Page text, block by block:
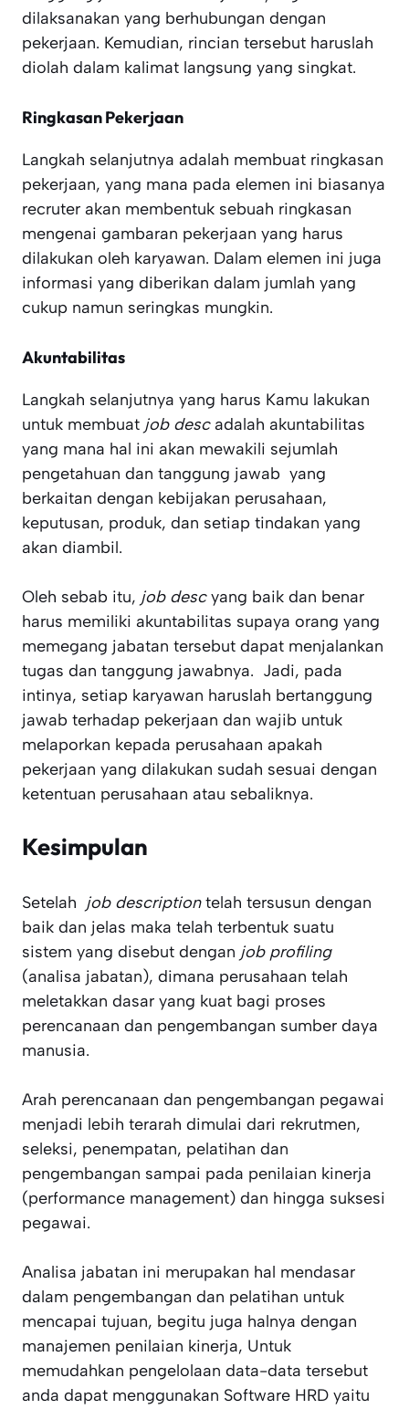
dilaksanakan yang berhubungan dengan
pekerjaan. Kemudian, rincian tersebut haruslah
diolah dalam kalimat langsung yang singkat.
Ringkasan Pekerjaan
Langkah selanjutnya adalah membuat ringkasan
pekerjaan, yang mana pada elemen ini biasanya
recruter akan membentuk sebuah ringkasan
mengenai gambaran pekerjaan yang harus
dilakukan oleh karyawan. Dalam elemen ini juga
informasi yang diberikan dalam jumlah yang
cukup namun seringkas mungkin.
Akuntabilitas
Langkah selanjutnya yang harus Kamu lakukan
untuk membuat job descadalah akuntabilitas
yang mana hal ini akan mewakili sejumlah
pengetahuan dan tanggung jawab yang
berkaitan dengan kebijakan perusahaan,
keputusan, produk, dan setiap tindakan yang
akan diambil.
Oleh sebab itu, job descyang baik dan benar
harus memiliki akuntabilitas supaya orang yang
memegang jabatan tersebut dapat menjalankan
tugas dan tanggung jawabnya. Jadi, pada
intinya, setiap karyawan haruslah bertanggung
jawab terhadap pekerjaan dan wajib untuk
melaporkan kepada perusahaan apakah
pekerjaan yang dilakukan sudah sesuai dengan
ketentuan perusahaan atau sebaliknya.
Kesimpulan
Setelah job descriptiontelah tersusun dengan
baik dan jelas maka telah terbentuk suatu
sistem yang disebut dengan job profiling
(analisa jabatan), dimana perusahaan telah
meletakkan dasar yang kuat bagi proses
perencanaan dan pengembangan sumber daya
manusia.
Arah perencanaan dan pengembangan pegawai
menjadi lebih terarah dimulai dari rekrutmen,
seleksi, penempatan, pelatihan dan
pengembangan sampai pada penilaian kinerja
(performance management) dan hingga suksesi
pegawai.
Analisa jabatan ini merupakan hal mendasar
dalam pengembangan dan pelatihan untuk
mencapai tujuan, begitu juga halnya dengan
manajemen penilaian kinerja, Untuk
memudahkan pengelolaan data-data tersebut
anda dapat menggunakan Software HRD yaitu